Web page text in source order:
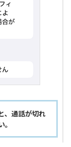
、通話が切れ